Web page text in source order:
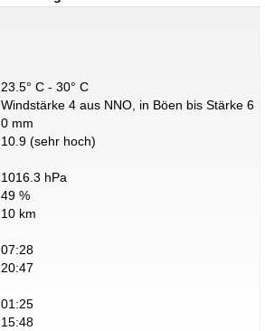
23.5° C - 30° C
Windstärke 4 aus NNO, in Böen bis Stärke 6
0 mm
10.9 (sehr hoch)
1016.3 hPa
49 %
10 km
07:28
20:47
01:25
15:48